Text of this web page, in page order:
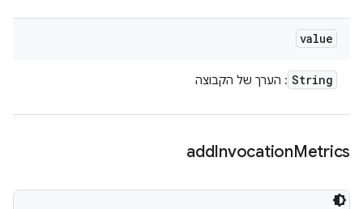
value
String : הערך של הקבוצה
addInvocationMetrics